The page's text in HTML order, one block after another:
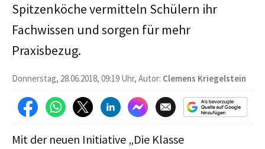
Spitzenköche vermitteln Schülern ihr
Fachwissen und sorgen für mehr
Praxisbezug.
Donnerstag, 28.06.2018, 09:19 Uhr, Autor: Clemens Kriegelstein
Mit der neuen Initiative „Die Klasse